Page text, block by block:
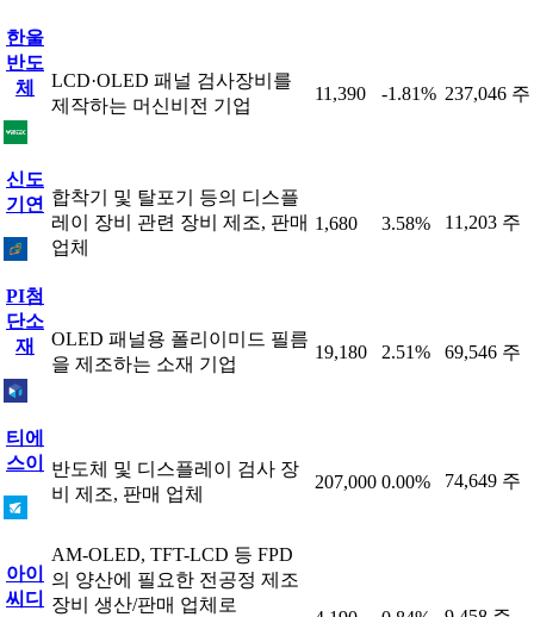
한울
반도
체
LCD·OLED 패널 검사장비를
제작하는 머신비전 기업
11,390 -1.81% 237,046 주
신도
기연 합착기 및 탈포기 등의 디스플
레이 장비 관련 장비 제조, 판매
업체
1,680 3.58% 11,203 주
PI첨
단소
재
OLED 패널용 폴리이미드 필름
을 제조하는 소재 기업
19,180 2.51% 69,546 주
티에
스이
반도체 및 디스플레이 검사 장
비 제조, 판매 업체
207,000 0.00% 74,649 주
아이
씨디
AM-OLED, TFT-LCD 등 FPD
의 양산에 필요한 전공정 제조
장비 생산/판매 업체로